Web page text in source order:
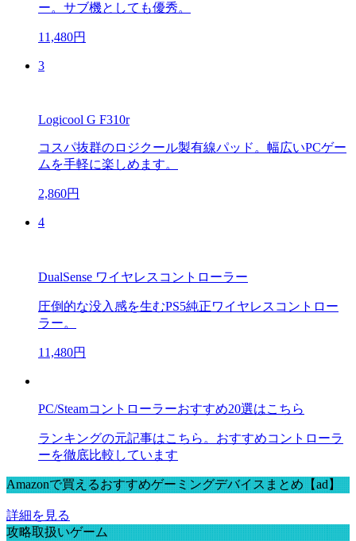
ー。サブ機としても優秀。
11,480円
3
Logicool G F310r
コスパ抜群のロジクール製有線パッド。幅広いPCゲー
ムを手軽に楽しめます。
2,860円
4
DualSense ワイヤレスコントローラー
圧倒的な没入感を生むPS5純正ワイヤレスコントロー
ラー。
11,480円
PC/Steamコントローラーおすすめ20選はこちら
ランキングの元記事はこちら。おすすめコントローラ
ーを徹底比較しています
Amazonで買えるおすすめゲーミングデバイスまとめ【ad】
詳細を見る
攻略取扱いゲーム